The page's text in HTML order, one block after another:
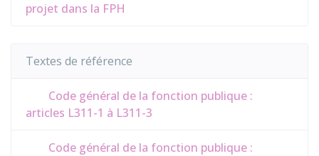
projet dans la FPH
Textes de référence
Code général de la fonction publique :
articles L311-1 à L311-3
Code général de la fonction publique :